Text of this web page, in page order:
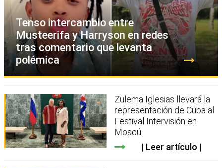
Tenso intercambio entre
Musteerifa y Harryson en redes
tras comentario que levanta
polémica
Zulema Iglesias llevará la
representación de Cuba al
Festival Intervisión en
Moscú
Leer artículo